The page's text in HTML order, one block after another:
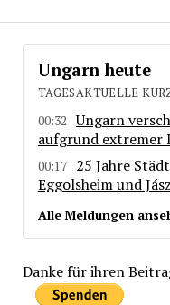
Ungarn heute
TAGESAKTUELLE
00:32
Ungarn
aufgrund extremer
00:17
25 Jahre
Eggolsheim und
Alle Meldungen
Danke für ihren